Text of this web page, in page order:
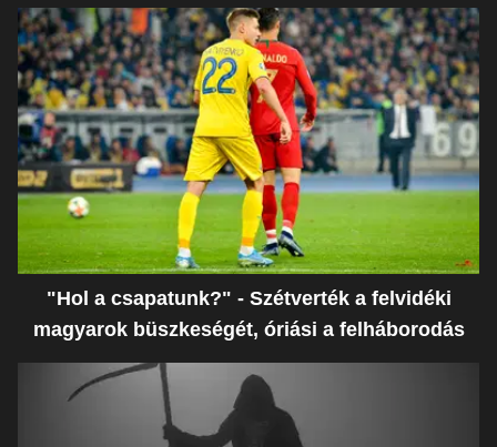
"Hol a csapatunk?" - Szétverték a felvidéki
magyarok büszkeségét, óriási a felháborodás